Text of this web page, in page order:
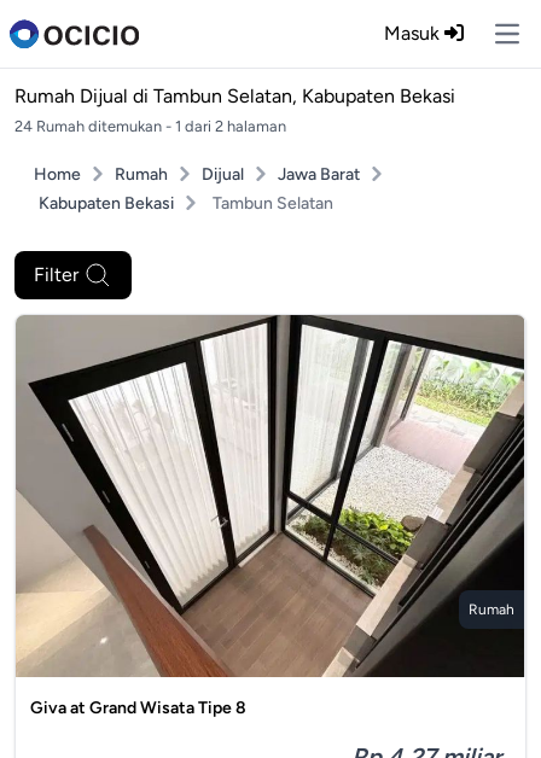
Masuk
Rumah Dijual di Tambun Selatan, Kabupaten Bekasi
24 Rumah ditemukan - 1 dari 2 halaman
Home Rumah Dijual
Jawa Barat
Kabupaten Bekasi
Tambun Selatan
Filter
Rumah
Giva at Grand Wisata Tipe 8